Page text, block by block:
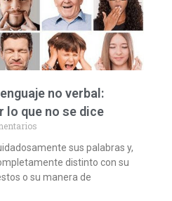
no verbal:
lo que no se dice
sus palabras y,
distinto con su
o su manera de